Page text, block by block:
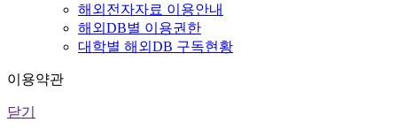
해외전자자료 이용안내
해외DB별 이용권한
대학별 해외DB 구독현황
이용약관
닫기